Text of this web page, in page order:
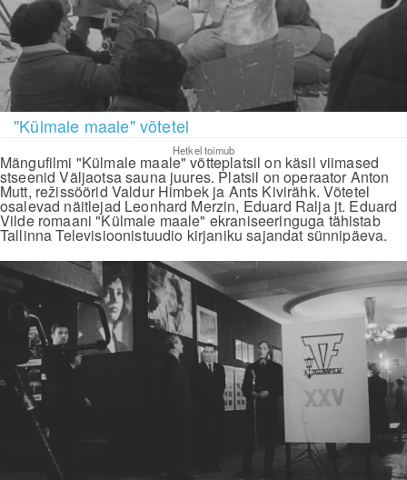
"Külmale maale" võtetel
Hetkel toimub
Mängufilmi "Külmale maale" võtteplatsil on käsil viimased
stseenid Väljaotsa sauna juures. Platsil on operaator Anton
Mutt, režissöörid Valdur Himbek ja Ants Kivirähk. Võtetel
osalevad näitlejad Leonhard Merzin, Eduard Ralja jt. Eduard
Vilde romaani "Külmale maale" ekraniseeringuga tähistab
Tallinna Televisioonistuudio kirjaniku sajandat sünnipäeva.